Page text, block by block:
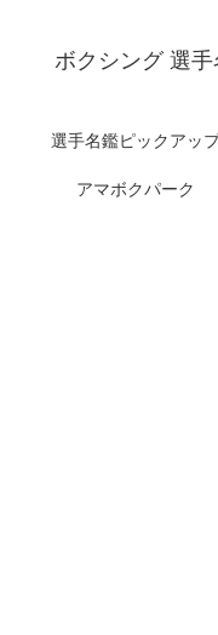
ボクシング 選
選手名鑑ピックアッ
アマボクパーク